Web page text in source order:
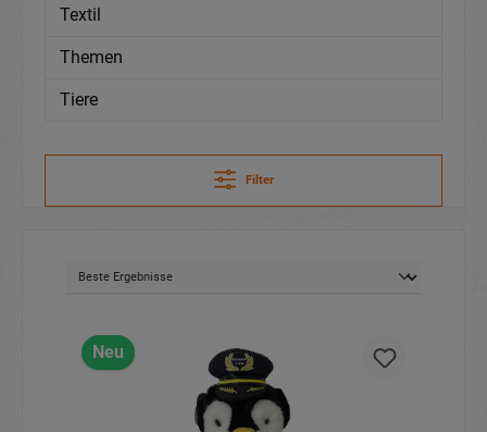
Textil
Themen
Tiere
Filter
Neu